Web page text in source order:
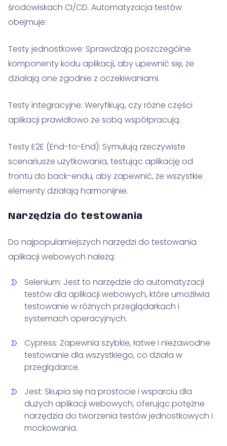
środowiskach CI/CD. Automatyzacja testów
obejmuje:
Testy jednostkowe: Sprawdzają poszczególne
komponenty kodu aplikacji, aby upewnić się, że
działają one zgodnie z oczekiwaniami.
Testy integracyjne: Weryfikują, czy różne części
aplikacji prawidłowo ze sobą współpracują.
Testy E2E (End-to-End): Symulują rzeczywiste
scenariusze użytkowania, testując aplikację od
frontu do back-endu, aby zapewnić, że wszystkie
elementy działają harmonijnie.
Narzędzia do testowania
Do najpopularniejszych narzędzi do testowania
aplikacji webowych należą:
Selenium: Jest to narzędzie do automatyzacji
testów dla aplikacji webowych, które umożliwia
testowanie w różnych przeglądarkach i
systemach operacyjnych.
Cypress: Zapewnia szybkie, łatwe i niezawodne
testowanie dla wszystkiego, co działa w
przeglądarce.
Jest: Skupia się na prostocie i wsparciu dla
dużych aplikacji webowych, oferując potężne
narzędzia do tworzenia testów jednostkowych i
mockowania.